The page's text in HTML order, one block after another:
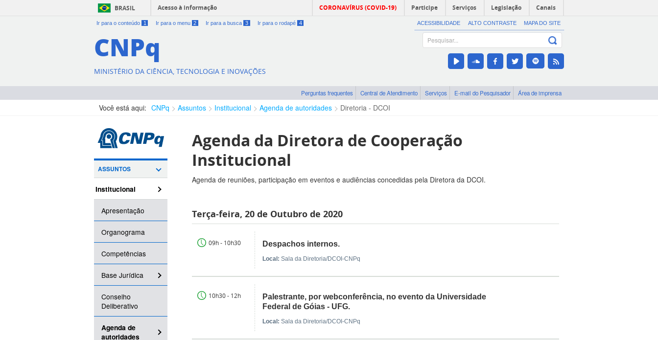
BRASIL Acesso à informação CORONAVÍRUS (COVID-19) Participe Serviços Legislação Canais
Ir para o conteúdo 1 Ir para o menu 2 Ir para a busca 3 Ir para o rodapé 4 ACESSIBILIDADE ALTO CONTRASTE MAPA DO SITE
CNPq
MINISTÉRIO DA CIÊNCIA, TECNOLOGIA E INOVAÇÕES
Perguntas frequentes Central de Atendimento Serviços E-mail do Pesquisador Área de imprensa
Você está aqui: CNPq Assuntos Institucional Agenda de autoridades Diretoria - DCOI
ASSUNTOS
Institucional
Apresentação
Organograma
Competências
Base Jurídica
Conselho
Deliberativo
Agenda de
autoridades
Agenda da Diretora de Cooperação
Institucional
Agenda de reuniões, participação em eventos e audiências concedidas pela Diretora da DCOI.
Terça-feira, 20 de Outubro de 2020
09h - 10h30 Despachos internos.
Local:Sala da Diretoria/DCOI-CNPq
10h30 - 12h
Palestrante, por webconferência, no evento da Universidade
Federal de Góias - UFG.
Local:Sala da Diretoria/DCOI-CNPq